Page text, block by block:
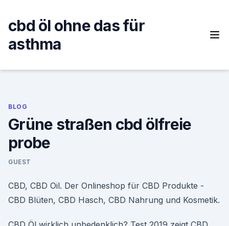
content
cbd öl ohne das für
asthma
BLOG
Grüne straßen cbd ölfreie
probe
GUEST
CBD, CBD Oil. Der Onlineshop für CBD Produkte -
CBD Blüten, CBD Hasch, CBD Nahrung und Kosmetik.